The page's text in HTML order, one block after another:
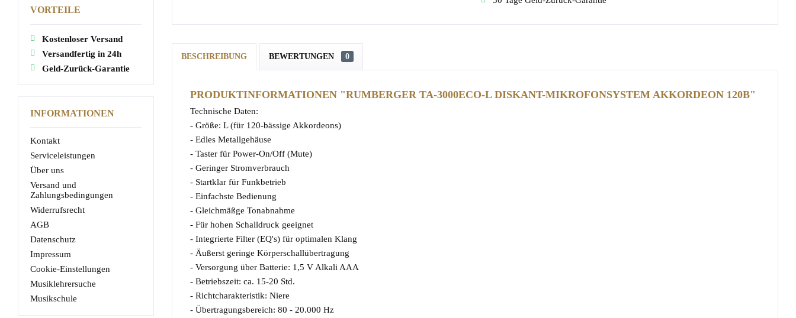
VORTEILE
Kostenloser Versand
Versandfertig in 24h
Geld-Zurück-Garantie
INFORMATIONEN
Kontakt
Serviceleistungen
Über uns
Versand und
Zahlungsbedingungen
Widerrufsrecht
AGB
Datenschutz
Impressum
Cookie-Einstellungen
Musiklehrersuche
Musikschule
BESCHREIBUNG BEWERTUNGEN 0
PRODUKTINFORMATIONEN "RUMBERGER TA-3000ECO-L DISKANT-MIKROFONSYSTEM AKKORDEON 120B"
Technische Daten:
- Größe: L (für 120-bässige Akkordeons)
- Edles Metallgehäuse
- Taster für Power-On/Off (Mute)
- Geringer Stromverbrauch
- Startklar für Funkbetrieb
- Einfachste Bedienung
- Gleichmäßge Tonabnahme
- Für hohen Schalldruck geeignet
- Integrierte Filter (EQ's) für optimalen Klang
- Äußerst geringe Körperschallübertragung
- Versorgung über Batterie: 1,5 V Alkali AAA
- Betriebszeit: ca. 15-20 Std.
- Richtcharakteristik: Niere
- Übertragungsbereich: 80 - 20.000 Hz